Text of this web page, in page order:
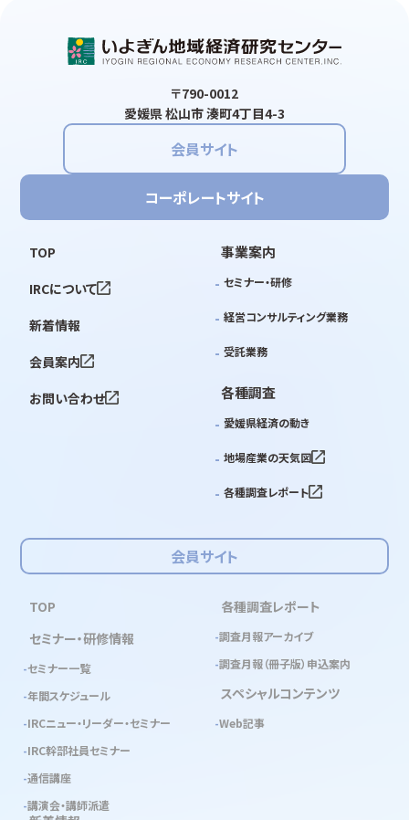
〒790-0012
愛媛県 松山市 湊町4丁目4-3
会員サイト
コーポレートサイト
TOP
IRCについて
新着情報
会員案内
お問い合わせ
事業案内
セミナー・研修
経営コンサルティング業務
受託業務
各種調査
愛媛県経済の動き
地場産業の天気図
各種調査レポート
会員サイト
TOP
セミナー・研修情報
セミナー一覧
年間スケジュール
IRCニュー・リーダー・セミナー
IRC幹部社員セミナー
通信講座
講演会・講師派遣
各種調査レポート
調査月報アーカイブ
調査月報（冊子版）申込案内
スペシャルコンテンツ
Web記事